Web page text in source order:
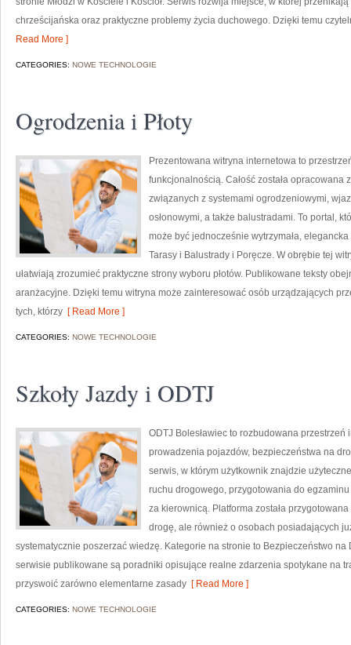
chrześcijańska oraz praktyczne problemy życia duchowego. Dzięki temu
Read More ]
CATEGORIES: NOWE TECHNOLOGIE
Ogrodzenia i Płoty
Prezentowana witryna internetowa to
funkcjonalnością. Całość została
związanych z systemami ogrodzeniowymi,
osłonowymi, a także balustradami. To portal,
może być jednocześnie wytrzymała,
Tarasy i Balustrady i Poręcze. W obrębie tej
ułatwiają zrozumieć praktyczne strony wyboru płotów. Publikowane teksty
aranżacyjne. Dzięki temu witryna może zainteresować osób urządzających
tych, którzy [ Read More ]
CATEGORIES: NOWE TECHNOLOGIE
Szkoły Jazdy i ODTJ
ODTJ Bolesławiec to rozbudowana
prowadzenia pojazdów, bezpieczeństwa na
serwis, w którym użytkownik znajdzie
ruchu drogowego, przygotowania do
za kierownicą. Platforma została
drogę, ale również o osobach posiadających
systematycznie poszerzać wiedzę. Kategorie na stronie to Bezpieczeństwo
serwisie publikowane są poradniki opisujące realne zdarzenia spotykane na
przyswoić zarówno elementarne zasady [ Read More ]
CATEGORIES: NOWE TECHNOLOGIE